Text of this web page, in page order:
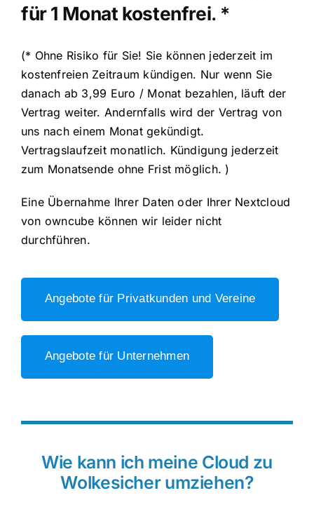
für 1 Monat kostenfrei. *
(* Ohne Risiko für Sie! Sie können jederzeit im
kostenfreien Zeitraum kündigen. Nur wenn Sie
danach ab 3,99 Euro / Monat bezahlen, läuft der
Vertrag weiter. Andernfalls wird der Vertrag von
uns nach einem Monat gekündigt.
Vertragslaufzeit monatlich. Kündigung jederzeit
zum Monatsende ohne Frist möglich. )
Eine Übernahme Ihrer Daten oder Ihrer Nextcloud
von owncube können wir leider nicht
durchführen.
Angebote für Privatkunden und Vereine
Angebote für Unternehmen
Wie kann ich meine Cloud zu
Wolkesicher umziehen?